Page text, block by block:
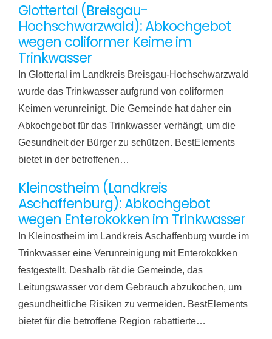
Glottertal (Breisgau-
Hochschwarzwald): Abkochgebot
wegen coliformer Keime im
Trinkwasser
In Glottertal im Landkreis Breisgau-Hochschwarzwald
wurde das Trinkwasser aufgrund von coliformen
Keimen verunreinigt. Die Gemeinde hat daher ein
Abkochgebot für das Trinkwasser verhängt, um die
Gesundheit der Bürger zu schützen. BestElements
bietet in der betroffenen…
Kleinostheim (Landkreis
Aschaffenburg): Abkochgebot
wegen Enterokokken im Trinkwasser
In Kleinostheim im Landkreis Aschaffenburg wurde im
Trinkwasser eine Verunreinigung mit Enterokokken
festgestellt. Deshalb rät die Gemeinde, das
Leitungswasser vor dem Gebrauch abzukochen, um
gesundheitliche Risiken zu vermeiden. BestElements
bietet für die betroffene Region rabattierte…